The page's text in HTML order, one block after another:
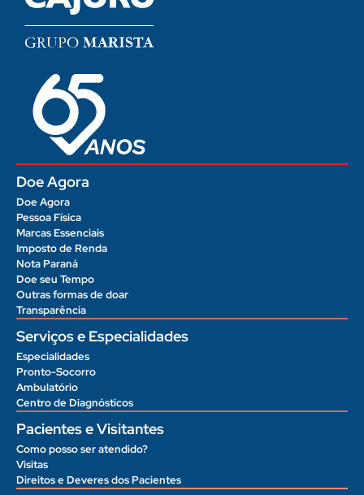
Doe Agora
Doe Agora
Pessoa Física
Marcas Essenciais
Imposto de Renda
Nota Paraná
Doe seu Tempo
Outras formas de doar
Transparência
Serviços e Especialidades
Especialidades
Pronto-Socorro
Ambulatório
Centro de Diagnósticos
Pacientes e Visitantes
Como posso ser atendido?
Visitas
Direitos e Deveres dos Pacientes